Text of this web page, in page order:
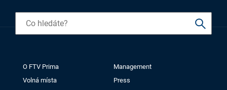
O FTV Prima
Management
Volná místa
Press